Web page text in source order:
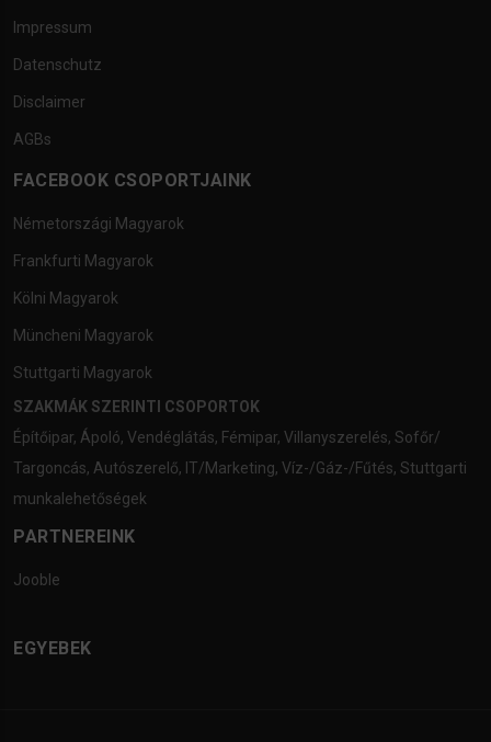
Impressum
Datenschutz
Disclaimer
AGBs
FACEBOOK CSOPORTJAINK
Németországi Magyarok
Frankfurti Magyarok
Kölni Magyarok
Müncheni Magyarok
Stuttgarti Magyarok
SZAKMÁK SZERINTI CSOPORTOK
Építőipar, Ápoló, Vendéglátás, Fémipar, Villanyszerelés, Sofőr/
Targoncás, Autószerelő, IT/Marketing, Víz-/Gáz-/Fűtés, Stuttgarti
munkalehetőségek
PARTNEREINK
Jooble
EGYEBEK